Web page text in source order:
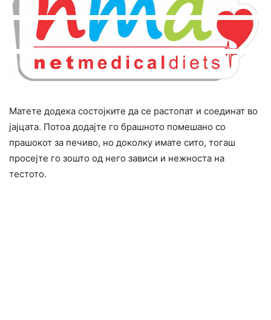
Матете додека состојките да се растопат и соединат во
јајцата. Потоа додајте го брашното помешано со
прашокот за печиво, но доколку имате сито, тогаш
просејте го зошто од него зависи и нежноста на
тестото.